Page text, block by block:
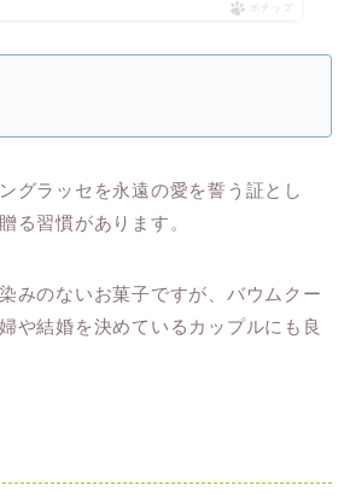
ポチップ
グラッセを永遠の愛を誓う証とし
る習慣があります。
みのないお菓子ですが、バウムクー
や結婚を決めているカップルにも良